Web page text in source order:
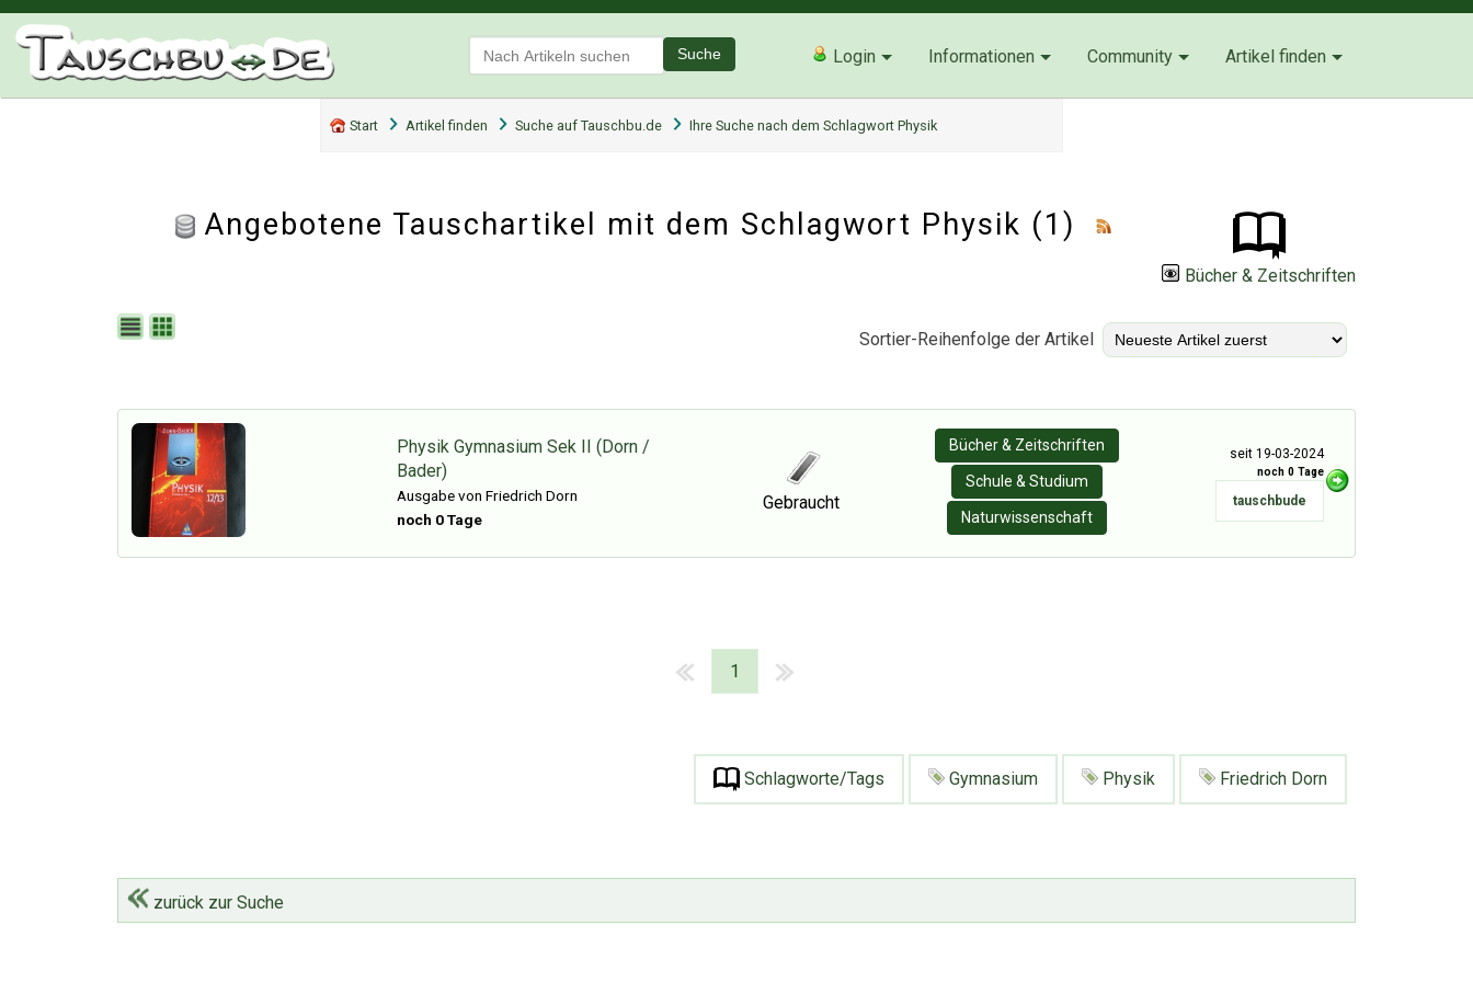
Suche Login Informationen Community Artikel finden
Start Artikel finden Suche auf Tauschbu.de Ihre Suche nach dem Schlagwort Physik
Bücher & Zeitschriften
Angebotene Tauschartikel mit dem Schlagwort Physik (1)
Sortier-Reihenfolge der Artikel
Physik Gymnasium Sek II (Dorn /
Bader)
Ausgabe von Friedrich Dorn
noch 0 Tage
Gebraucht
Bücher & Zeitschriften
Schule & Studium
Naturwissenschaft
seit 19-03-2024
noch 0 Tage
tauschbude
1
Schlagworte/Tags Gymnasium Physik Friedrich Dorn
zurück zur Suche